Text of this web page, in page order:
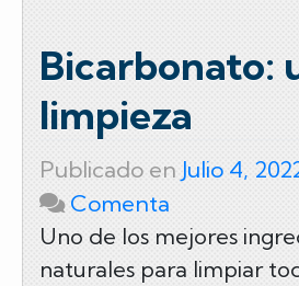
o
k
tir
Bicarbonato:
limpieza
Publicado en Julio 4,
Comentaon
usos
Uno de los mejores
naturales para limpiar